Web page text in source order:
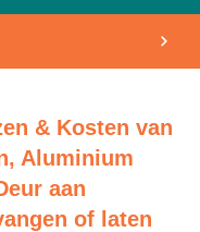
& Kosten van
Aluminium
aan
of laten